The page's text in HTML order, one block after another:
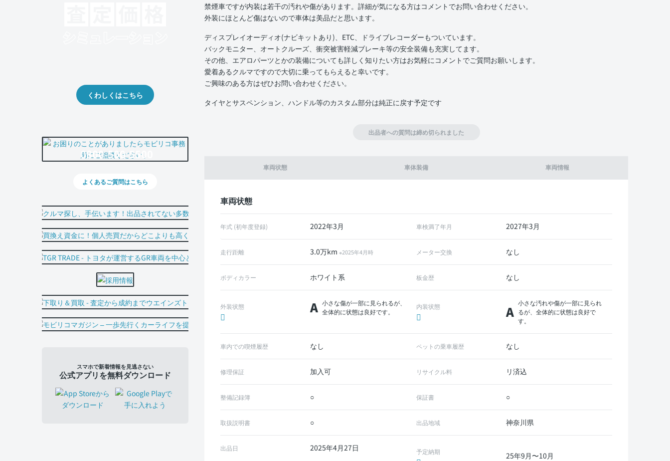
車両状態 車体装備 車両情報
車両状態
年式 (初年度登録) 2022年3月 車検満了年月 2027年3月
走行距離 3.0万km ※2025年4月時 メーター交換 なし
ボディカラー ホワイト系 板金歴 なし
外装状態 A 小さな傷が一部に見られるが、
全体的に状態は良好です。
内装状態 A
小さな汚れや傷が一部に見られ
るが、全体的に状態は良好で
す。
車内での喫煙履歴 なし ペットの乗車履歴 なし
修理保証 加入可 リサイクル料 リ済込
整備記録簿 ○ 保証書 ○
取扱説明書 ○ 出品地域 神奈川県
出品日 2025年4月27日 予定納期 25年9月〜10月
禁煙車ですが内装は若干の汚れや傷があります。詳細が気になる方はコメントでお問い合わせください。
外装にほとんど傷はないので車体は美品だと思います。
ディスプレイオーディオ(ナビキットあり)、ETC、ドライブレコーダーもついています。
バックモニター、オートクルーズ、衝突被害軽減ブレーキ等の安全装備も充実してます。
その他、エアロパーツとかの装備についても詳しく知りたい方はお気軽にコメントでご質問お願いします。
愛着あるクルマですので大切に乗ってもらえると幸いです。
ご興味のある方はぜひお問い合わせください。
タイヤとサスペンション、ハンドル等のカスタム部分は純正に戻す予定です
出品者への質問は締め切られました
くわしくはこちら
0800-500-5500
よくあるご質問はこちら
スマホで新着情報を見逃さない
公式アプリを無料ダウンロード